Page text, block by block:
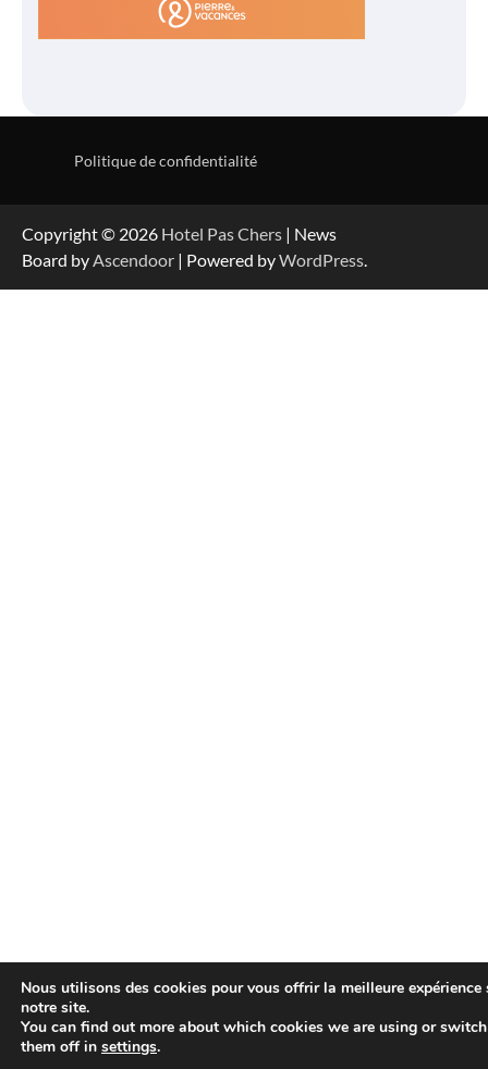
Politique de confidentialité
Copyright © 2026 Hotel Pas Chers | News
Board by Ascendoor | Powered byWordPress
Nous utilisons des cookies pour vous offrir la meilleure expérience
notre site.
You can find out more about which cookies we are using or switch
them off in settings.